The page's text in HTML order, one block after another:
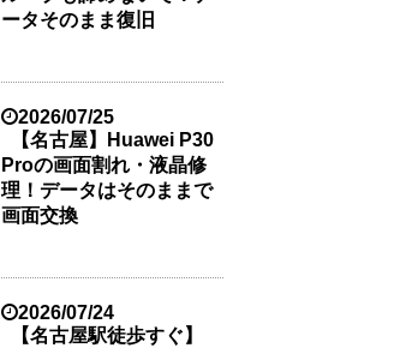
ータそのまま復旧
2026/07/25
【名古屋】Huawei P30
Proの画面割れ・液晶修
理！データはそのままで
画面交換
2026/07/24
【名古屋駅徒歩すぐ】